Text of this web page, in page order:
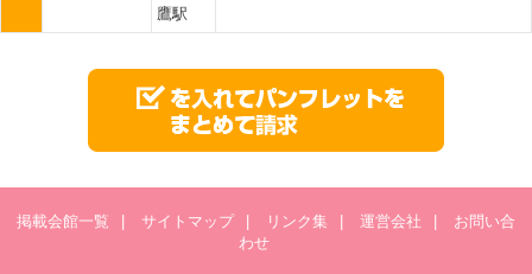
鷹駅
掲載会館一覧 サイトマップ リンク集 運営会社
お問い合
わせ